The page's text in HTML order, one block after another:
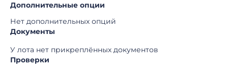
Дополнительные опции
Нет дополнительных опций
Документы
У лота нет прикреплённых документов
Проверки